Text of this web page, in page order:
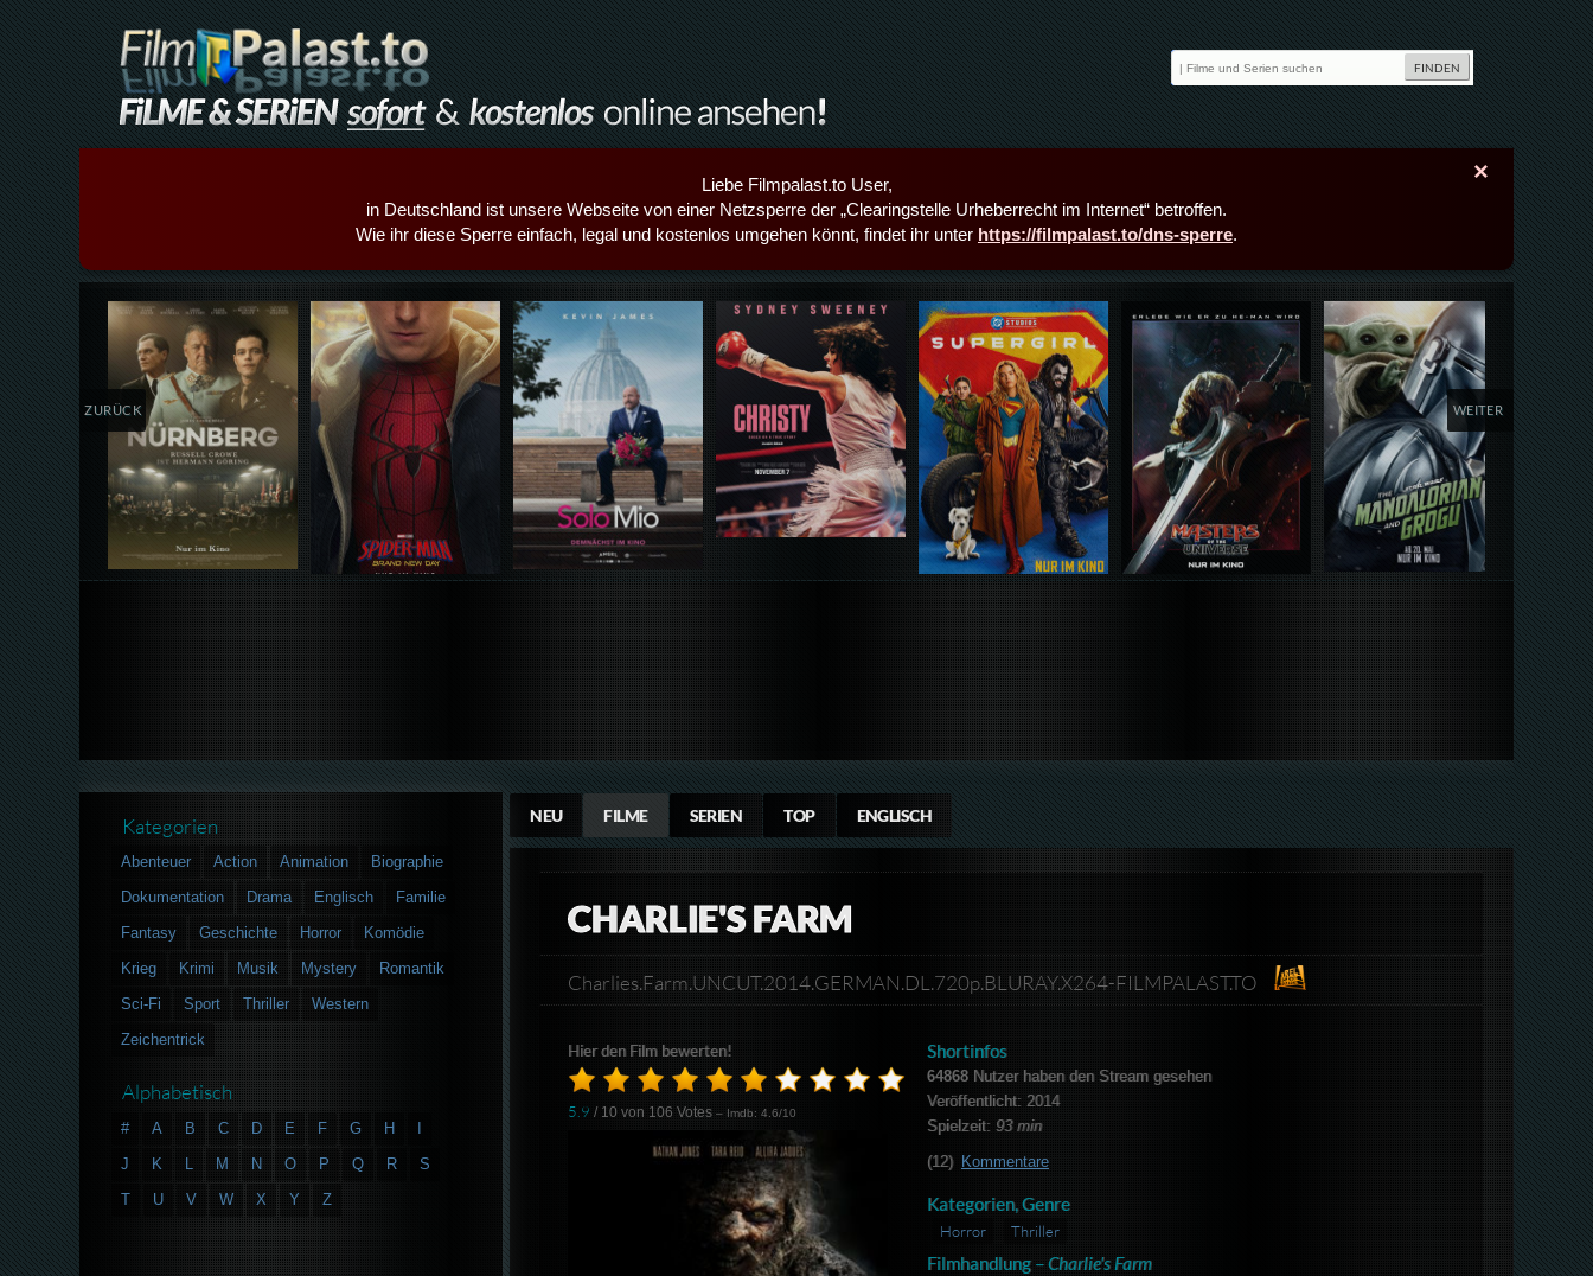
×
Liebe Filmpalast.to User,
in Deutschland ist unsere Webseite von einer Netzsperre der „Clearingstelle Urheberrecht im Internet“ betroffen.
Wie ihr diese Sperre einfach, legal und kostenlos umgehen könnt, findet ihr unter https://filmpalast.to/dns-sperre.
Details,Play Details,Play Details,Play Details,Play Details,Play Details,Play Details,Play
ZURÜCK WEITER
NEU FILME SERIEN TOP ENGLISCH
CHARLIE'S FARM
Charlies.Farm.UNCUT.2014.GERMAN.DL.720p.BLURAY.X264-FILMPALAST.TO
Hier den Film bewerten!
5.9 / 10 von 106 Votes – Imdb: 4.6/10
Shortinfos
64868Nutzer haben den Stream gesehen
Veröffentlicht: 2014
Spielzeit: 93 min
(12) Kommentare
Kategorien, Genre
Horror Thriller
Filmhandlung –Charlie's Farm
Kategorien
Abenteuer Action Animation
Biographie
Dokumentation
Drama Englisch
Familie
Fantasy
Geschichte Horror
Komödie
Krieg
Krimi Musik Mystery
Romantik
Sci-Fi
Sport Thriller
Western
Zeichentrick
Alphabetisch
# A B C D E F G H
J
K L M N O P Q R
S
T
U V W X Y Z